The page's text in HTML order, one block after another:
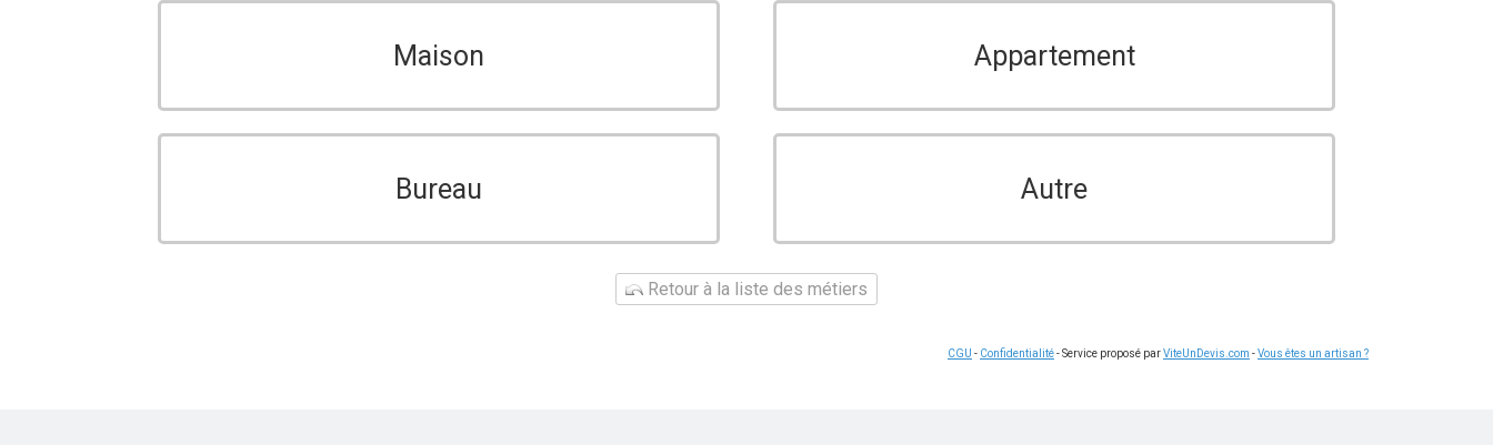
Maison Appartement
Bureau Autre
Retour à la liste des métiers
CGU - Confidentialité- Service proposé parViteUnDevis.com -Vous êtes un artisan ?